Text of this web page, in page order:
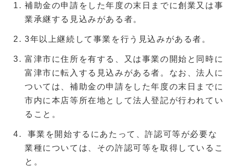
補助金の申請をした年度の末日までに創業又は事
業承継する見込みがある者。
3年以上継続して事業を行う見込みがある者。
富津市に住所を有する、又は事業の開始と同時に
富津市に転入する見込みがある者。なお、法人に
ついては、補助金の申請をした年度の末日までに
市内に本店等所在地として法人登記が行われてい
ること。
事業を開始するにあたって、許認可等が必要な
業種については、その許認可等を取得しているこ
と。